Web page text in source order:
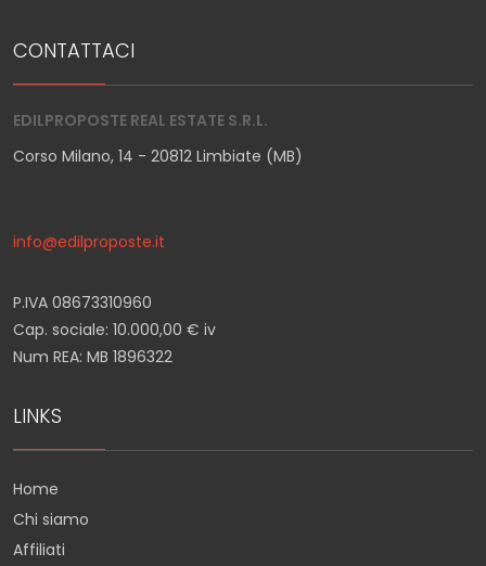
CONTATTACI
EDILPROPOSTE REAL ESTATE S.R.L.
Corso Milano, 14 - 20812 Limbiate (MB)
info@edilproposte.it
P.IVA 08673310960
Cap. sociale: 10.000,00 € iv
Num REA: MB 1896322
LINKS
Home
Chi siamo
Affiliati